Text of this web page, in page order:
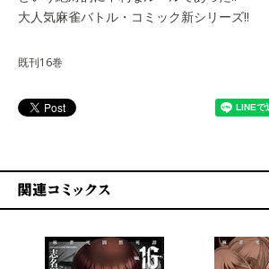
大人気麻雀バトル・コミック新シリーズ!!
既刊16巻